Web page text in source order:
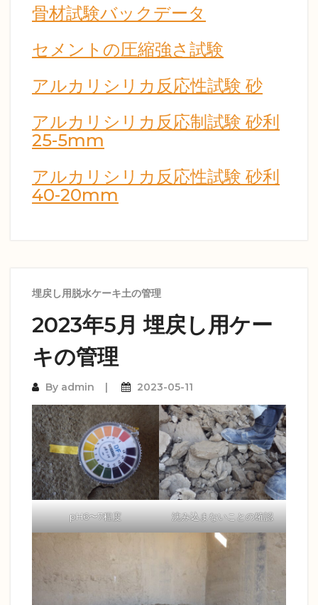
骨材試験バックデータ
セメントの圧縮強さ試験
アルカリシリカ反応性試験 砂
アルカリシリカ反応制試験 砂利
25-5mm
アルカリシリカ反応性試験 砂利
40-20mm
埋戻し用脱水ケーキ土の管理
2023年5月 埋戻し用ケー
キの管理
By admin 2023-05-11
pH6〜7程度 沈み込まないことの確認